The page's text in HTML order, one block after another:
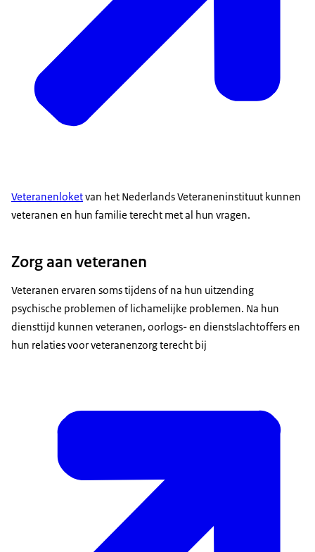
Veteranenloketvan het Nederlands Veteraneninstituut kunnen
veteranen en hun familie terecht met al hun vragen.
Zorg aan veteranen
Veteranen ervaren soms tijdens of na hun uitzending
psychische problemen of lichamelijke problemen. Na hun
diensttijd kunnen veteranen, oorlogs- en dienstslachtoffers en
hun relaties voor veteranenzorg terecht bij